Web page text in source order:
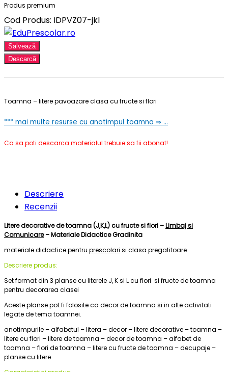
Produs premium
Cod Produs: IDPVZ07-jkl
Salvează
Descarcă
Toamna – litere pavoazare clasa cu fructe si flori
*** mai multe resurse cu anotimpul toamna ⇒ …
Ca sa poti descarca materialul trebuie sa fii abonat!
Descriere
Recenzii
Litere decorative de toamna (J,K,L) cu fructe si flori –Limbaj si
Comunicare– Materiale Didactice Gradinita
materiale didactice pentru prescolari si clasa pregatitoare
Descriere produs:
Set format din 3 planse cu literele J, K si L cu flori si fructe de toamna
pentru decorarea clasei
Aceste planse pot fi folosite ca decor de toamna si in alte activitati
legate de tema toamnei.
anotimpurile – alfabetul – litera – decor – litere decorative – toamna –
litere cu flori – litere de toamna – decor de toamna – alfabet de
toamna – flori de toamna – litere cu fructe de toamna – decupaje –
planse cu litere